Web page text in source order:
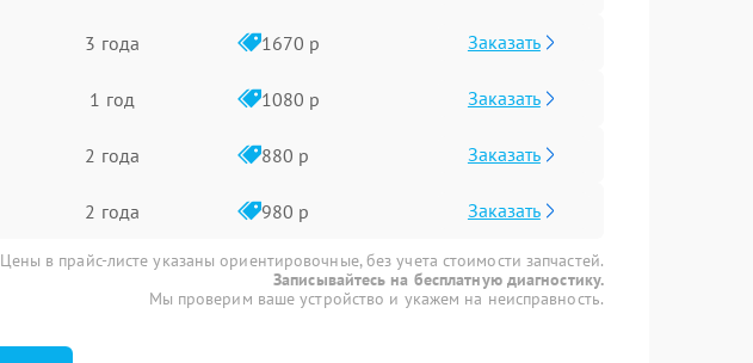
3 года 1670 р Заказать
1 год 1080 р Заказать
2 года 880 р Заказать
2 года 980 р Заказать
Цены в прайс-листе указаны ориентировочные, без учета стоимости запчастей.
Записывайтесь на бесплатную диагностику.
Мы проверим ваше устройство и укажем на неисправность.